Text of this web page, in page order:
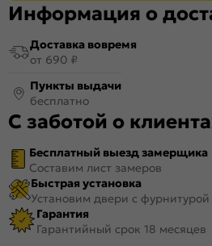
Информация о
Доставка вовремя
от 690 ₽
Пункты выдачи
бесплатно
С заботой о
Бесплатный выезд замерщика
Составим лист замеров
Быстрая установка
Установим двери с фурнитурой
Гарантия
Гарантийный срок 18 месяцев